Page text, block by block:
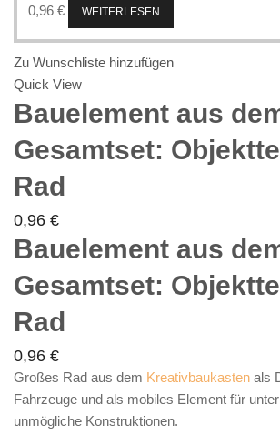
0,96 € WEITERLESEN
Zu Wunschliste hinzufügen
Quick View
Bauelement aus
Gesamtset:
Rad
0,96 €
Bauelement aus
Gesamtset:
Rad
0,96 €
Großes Rad aus dem Kreativbaukasten als
Fahrzeuge und als mobiles Element für
unmögliche Konstruktionen.